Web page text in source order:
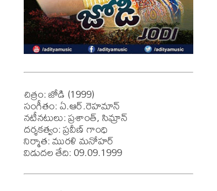
చిత్రం: జోడి (1999)
సంగీతం: ఏ.ఆర్.రెహమాన్
నటీనటులు: ప్రశాంత్, సిమ్రాన్
దర్శకత్వం: ప్రవీణ్ గాంధి
నిర్మాత: మురళి మనోహర్
విడుదల తేది: 09.09.1999